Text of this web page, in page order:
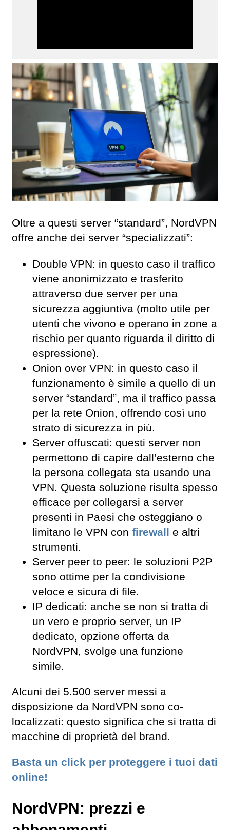
Oltre a questi server “standard”, NordVPN
offre anche dei server “specializzati”:
Double VPN: in questo caso il traffico
viene anonimizzato e trasferito
attraverso due server per una
sicurezza aggiuntiva (molto utile per
utenti che vivono e operano in zone a
rischio per quanto riguarda il diritto di
espressione).
Onion over VPN: in questo caso il
funzionamento è simile a quello di un
server “standard”, ma il traffico passa
per la rete Onion, offrendo così uno
strato di sicurezza in più.
Server offuscati: questi server non
permettono di capire dall’esterno che
la persona collegata sta usando una
VPN. Questa soluzione risulta spesso
efficace per collegarsi a server
presenti in Paesi che osteggiano o
limitano le VPN con firewall e altri
strumenti.
Server peer to peer: le soluzioni P2P
sono ottime per la condivisione
veloce e sicura di file.
IP dedicati: anche se non si tratta di
un vero e proprio server, un IP
dedicato, opzione offerta da
NordVPN, svolge una funzione
simile.
Alcuni dei 5.500 server messi a
disposizione da NordVPN sono co-
localizzati: questo significa che si tratta di
macchine di proprietà del brand.
Basta un click per proteggere i tuoi dati
online!
NordVPN: prezzi e